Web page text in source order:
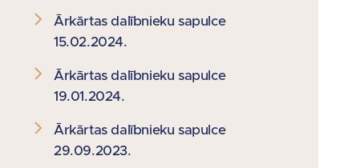
Ārkārtas dalībnieku sapulce
15.02.2024.
Ārkārtas dalībnieku sapulce
19.01.2024.
Ārkārtas dalībnieku sapulce
29.09.2023.